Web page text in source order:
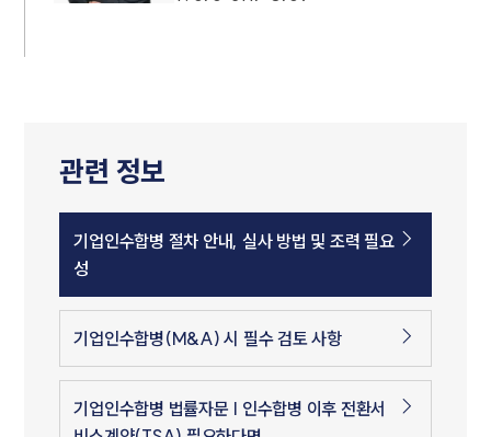
관련 정보
기업인수합병 절차 안내, 실사 방법 및 조력 필요
성
기업인수합병(M&A) 시 필수 검토 사항
기업인수합병 법률자문 | 인수합병 이후 전환서